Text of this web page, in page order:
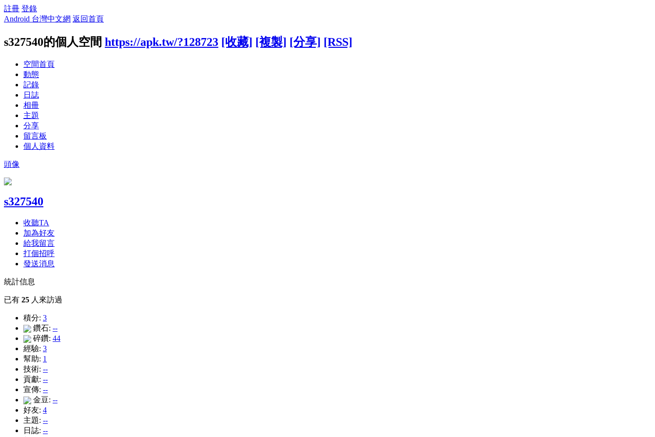
註冊 登錄
Android 台灣中文網 返回首頁
s327540的個人空間 https://apk.tw/?128723 [收藏] [複製] [分享] [RSS]
空間首頁
動態
記錄
日誌
相冊
主題
分享
留言板
個人資料
頭像
s327540
收聽TA
加為好友
給我留言
打個招呼
發送消息
統計信息
已有 25 人來訪過
積分: 3
鑽石: --
碎鑽: 44
經驗: 3
幫助: 1
技術: --
貢獻: --
宣傳: --
金豆: --
好友: 4
主題: --
日誌: --